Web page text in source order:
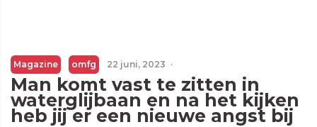
Magazine omfg 22 juni, 2023 ·
Man komt vast te zitten in
waterglijbaan en na het kijken
heb jij er een nieuwe angst bij